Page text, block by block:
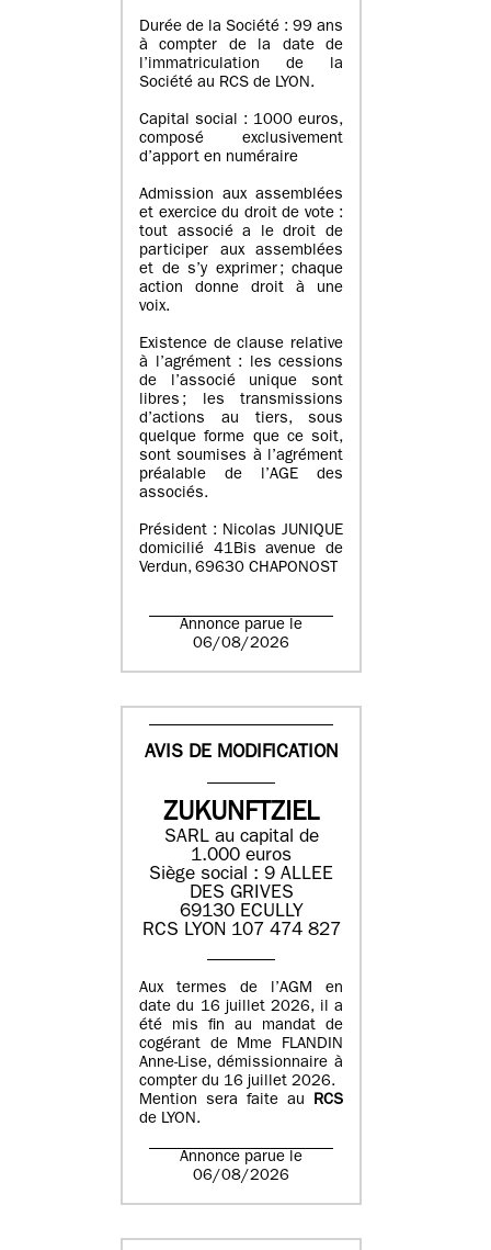
Durée de la Société : 99 ans
à compter de la date de
l’immatriculation de la
Société au RCS de LYON.
Capital social : 1000 euros,
composé exclusivement
d’apport en numéraire
Admission aux assemblées
et exercice du droit de vote :
tout associé a le droit de
participer aux assemblées
et de s’y exprimer ; chaque
action donne droit à une
voix.
Existence de clause relative
à l’agrément : les cessions
de l’associé unique sont
libres ; les transmissions
d’actions au tiers, sous
quelque forme que ce soit,
sont soumises à l’agrément
préalable de l’AGE des
associés.
Président : Nicolas JUNIQUE
domicilié 41Bis avenue de
Verdun, 69630 CHAPONOST
Annonce parue le
06/08/2026
AVIS DE MODIFICATION
ZUKUNFTZIEL
SARL au capital de
1.000 euros
Siège social : 9 ALLEE
DES GRIVES
69130 ECULLY
RCS LYON 107 474 827
Aux termes de l’AGM en
date du 16 juillet 2026, il a
été mis fin au mandat de
cogérant de Mme FLANDIN
Anne-Lise, démissionnaire à
compter du 16 juillet 2026.
Mention sera faite au RCS
de LYON.
Annonce parue le
06/08/2026